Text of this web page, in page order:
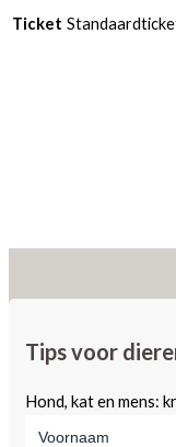
(online)
Ticket
Tips voor
Hond, kat en mens:
Voornaam